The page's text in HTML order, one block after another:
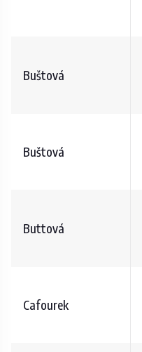
Buštová
Buštová
Buttová
Cafourek